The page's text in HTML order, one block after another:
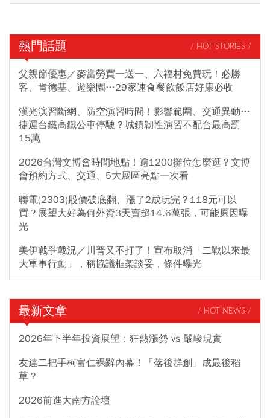
熱門話題 / HOT STORIES /
父親節優惠／麥當勞買一送一、六福村免費玩！必勝
客、肯德基、遊樂園…29家速食餐飲飯店好康必收
漢光演習斷網、防空演習時間！影響範圍、交通異動…
捷運台鐵高鐵公車停駛？城鎮韌性演習不配合最高罰
15萬
2026台灣文博會時間地點！逾1200攤位怎麼逛？文博
會預約方式、交通、5大展區亮點一次看
聯電(2303)股價破底翻、漲了2成玩完？118元可以
買？展望大好為何外資3天賣超14.6萬張，可能原因曝
光
美伊戰爭戰況／川普又不打了！宣布取消「二戰以來最
大軍事行動」，稱協議框架談妥，條件曝光
最新文章 / HOT NEWS /
2026年下半年投資展望：狂熱漲勢 vs 嚴峻現實
友達二把手柯富仁裸辭內幕！「落後群創」成最後稻
草？
2026前進大南方論壇